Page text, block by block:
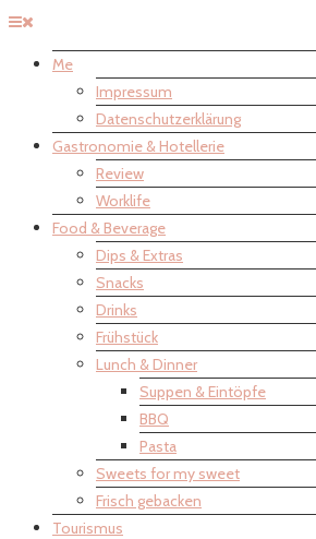
Me
Impressum
Datenschutzerklärung
Gastronomie & Hotellerie
Review
Worklife
Food & Beverage
Dips & Extras
Snacks
Drinks
Frühstück
Lunch & Dinner
Suppen & Eintöpfe
BBQ
Pasta
Sweets for my sweet
Frisch gebacken
Tourismus